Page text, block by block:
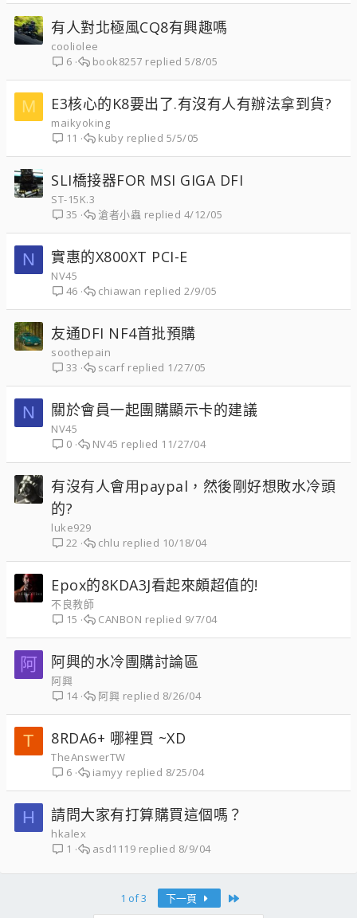
有人對北極風CQ8有興趣嗎
cooliolee
6
5/8/05
book8257
M E3核心的K8要出了.有沒有人有辦法拿到貨?
maikyoking
11
5/5/05
kuby
SLI橋接器FOR MSI GIGA DFI
ST-15K.3
35
4/12/05
滄者小蟲
N 實惠的X800XT PCI-E
NV45
46
2/9/05
chiawan
友通DFI NF4首批預購
soothepain
33
1/27/05
scarf
N 關於會員一起團購顯示卡的建議
NV45
0
11/27/04
NV45
有沒有人會用paypal，然後剛好想敗水冷頭
的?
luke929
22
10/18/04
chlu
Epox的8KDA3J看起來頗超值的!
不良教師
15
9/7/04
CANBON
阿 阿興的水冷團購討論區
阿興
14
8/26/04
阿興
T 8RDA6+ 哪裡買 ~XD
TheAnswerTW
6
8/25/04
iamyy
H 請問大家有打算購買這個嗎？
hkalex
1
8/9/04
asd1119
1 of 3 下一頁